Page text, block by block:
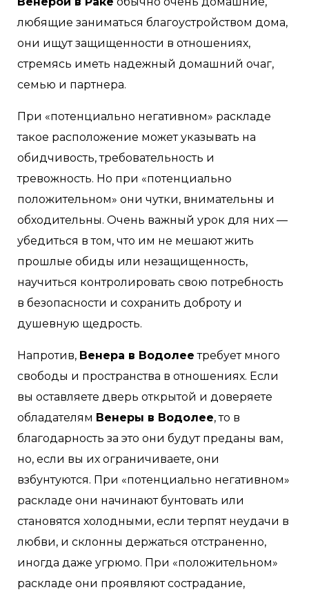
любящие заниматься благоустройством дома,
они ищут защищенности в отношениях,
стремясь иметь надежный домашний очаг,
семью и партнера.
При «потенциально негативном» раскладе
такое расположение может указывать на
обидчивость, требовательность и
тревожность. Но при «потенциально
положительном» они чутки, внимательны и
обходительны. Очень важный урок для них —
убедиться в том, что им не мешают жить
прошлые обиды или незащищенность,
научиться контролировать свою потребность
в безопасности и сохранить доброту и
душевную щедрость.
Напротив, Венера в Водолее требует много
свободы и пространства в отношениях. Если
вы оставляете дверь открытой и доверяете
обладателям Венеры в Водолее, то в
благодарность за это они будут преданы вам,
но, если вы их ограничиваете, они
взбунтуются. При «потенциально негативном»
раскладе они начинают бунтовать или
становятся холодными, если терпят неудачи в
любви, и склонны держаться отстраненно,
иногда даже угрюмо. При «положительном»
раскладе они проявляют сострадание,